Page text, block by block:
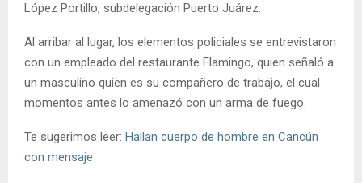
López Portillo, subdelegación Puerto Juárez.
Al arribar al lugar, los elementos policiales se entrevistaron
con un empleado del restaurante Flamingo, quien señaló a
un masculino quien es su compañero de trabajo, el cual
momentos antes lo amenazó con un arma de fuego.
Te sugerimos leer: Hallan cuerpo de hombre en Cancún
con mensaje